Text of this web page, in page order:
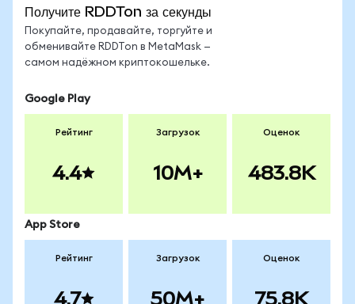
Получите RDDTon за секунды
Покупайте, продавайте, торгуйте и
обменивайте RDDTon в MetaMask —
самом надёжном криптокошельке.
Google Play
Рейтинг
4.4
Загрузок
10M+
Оценок
483.8K
App Store
Рейтинг
4.7
Загрузок
50M+
Оценок
75.8K